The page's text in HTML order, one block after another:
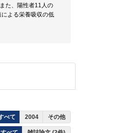
た、陽性者11人の
よる栄養吸収の低
べて 2004 その他